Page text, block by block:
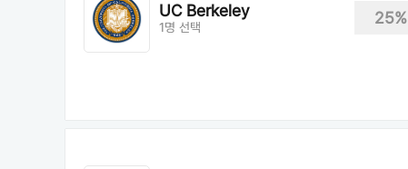
UC Berkeley
1명 선택
25%